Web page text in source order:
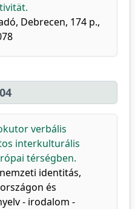
Debrecen, 174 p.,
verbális
interkulturális
térségben.
identitás,
és
- irodalom -